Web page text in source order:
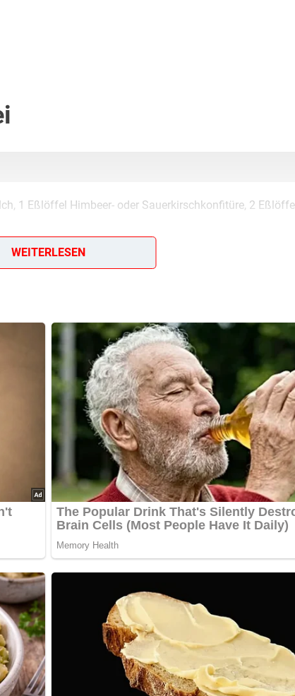
1 Eßlöffel Himbeer- oder Sauerkirschkonfitüre, 2
hinterlasse doch bitte einen Kommentar am Ende dieser
einige gewaschene, geweichte Rosinen und etwa 1
mischen.
Biskuitplätzchen garnieren.
1987]
WEITERLESEN